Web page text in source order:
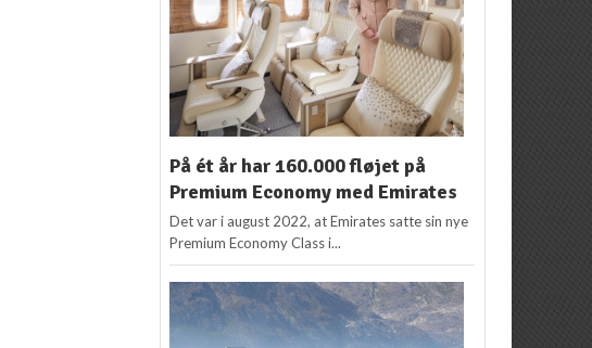
På ét år har 160.000 fløjet på
Premium Economy med Emirates
Det var i august 2022, at Emirates satte sin nye
Premium Economy Class i...